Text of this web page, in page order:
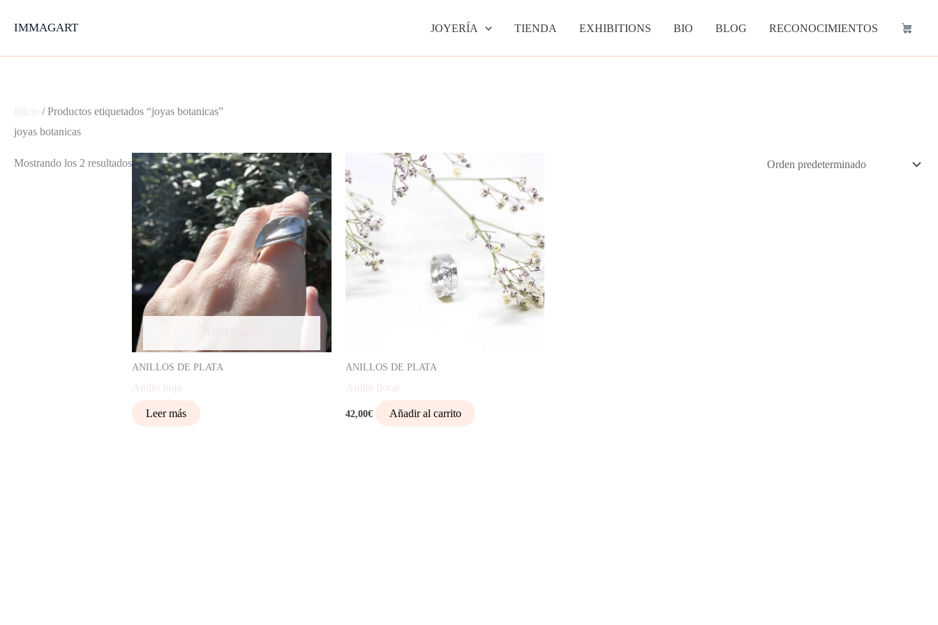
IMMAGART JOYERÍA TIENDA EXHIBITIONS BIO BLOG RECONOCIMIENTOS
Inicio / Productos etiquetados “joyas botanicas”
joyas botanicas
Mostrando los 2 resultados
ANILLOS DE PLATA
Anillo hoja
Leer más
ANILLOS DE PLATA
Anillo floral
42,00€ Añadir al carrito